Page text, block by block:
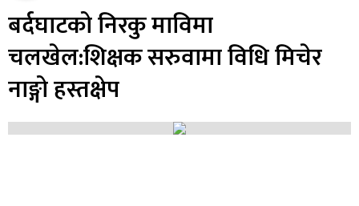
बर्दघाटको निरकु माविमा
चलखेल:शिक्षक सरुवामा विधि मिचेर
नाङ्गो हस्तक्षेप